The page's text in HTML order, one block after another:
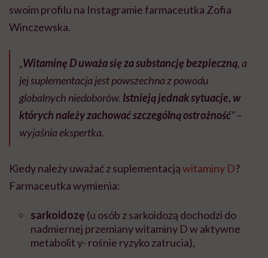
swoim profilu na Instagramie farmaceutka Zofia
Winczewska.
„Witaminę D uważa się za substancję bezpieczną, a
jej suplementacja jest powszechna z powodu
globalnych niedoborów. Istnieją jednak sytuacje, w
których należy zachować szczególną ostrożność” –
wyjaśnia ekspertka.
Kiedy należy uważać z suplementacjąwitaminy D?
Farmaceutka wymienia:
sarkoidozę (u osób z sarkoidozą dochodzi do
nadmiernej przemiany witaminy D w aktywne
metabolit y- rośnie ryzyko zatrucia),